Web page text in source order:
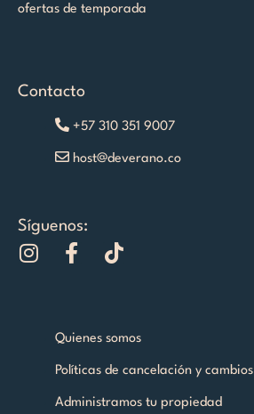
ofertas de temporada
Contacto
+57 310 351 9007
host@deverano.co
Síguenos:
I
F
b
o
k
T
o
Quienes somos
Políticas de cancelación y cambios
Administramos tu propiedad